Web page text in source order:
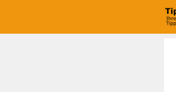
springen